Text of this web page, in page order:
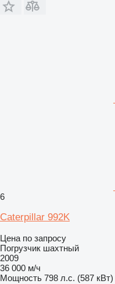
6
Caterpillar 992K
Цена по запросу
Погрузчик шахтный
2009
36 000 м/ч
Мощность 798 л.с. (587 кВт)